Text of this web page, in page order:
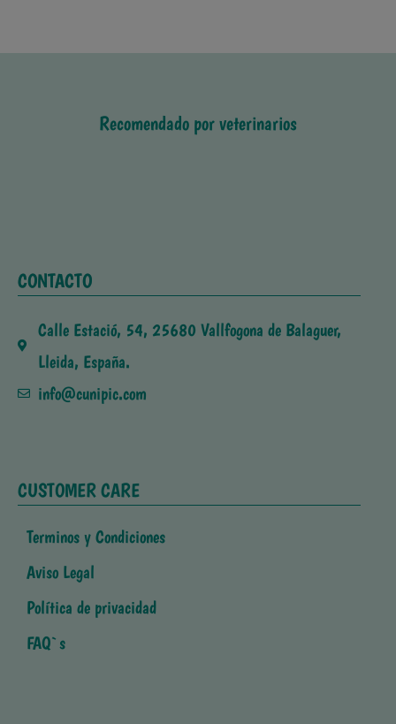
Recomendado por veterinarios
CONTACTO
Calle Estació, 54, 25680 Vallfogona de Balaguer,
Lleida, España.
info@cunipic.com
CUSTOMER CARE
Terminos y Condiciones
Aviso Legal
Política de privacidad
FAQ`s